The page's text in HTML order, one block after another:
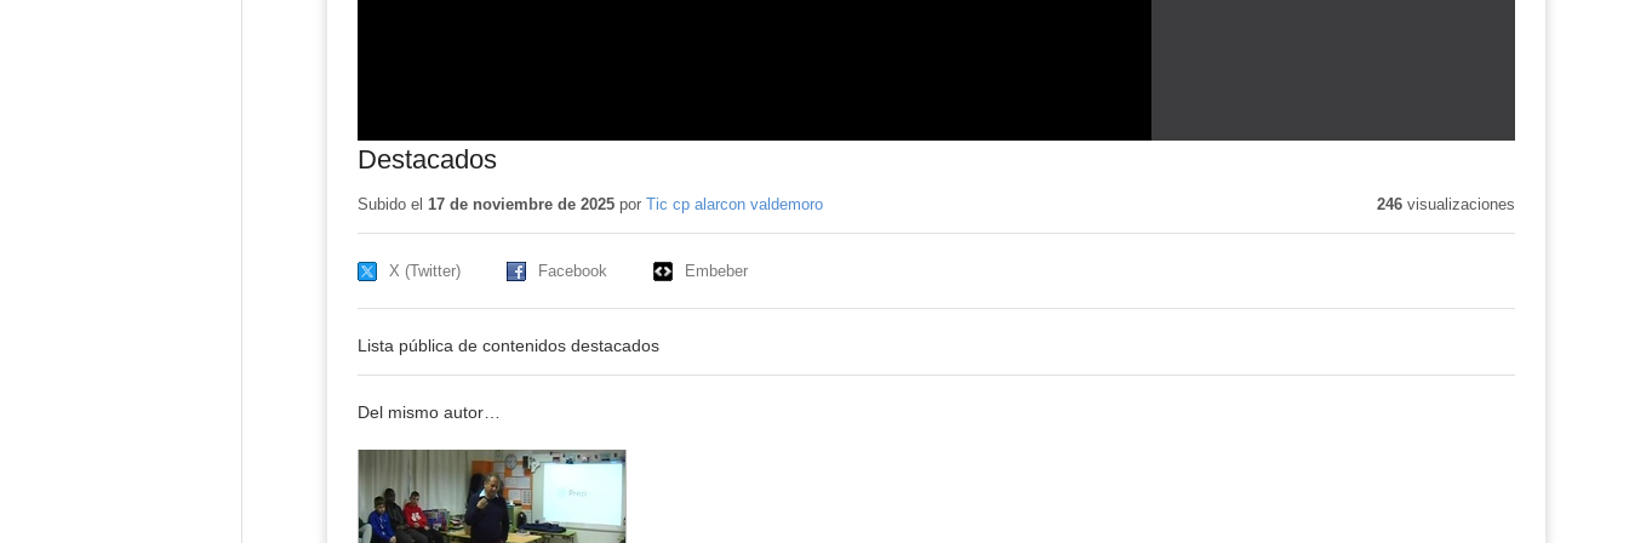
Destacados
Subido el 17 de noviembre de 2025por Tic cp alarcon valdemoro 246visualizaciones
X (Twitter) Facebook Embeber
Lista pública de contenidos destacados
Del mismo autor…